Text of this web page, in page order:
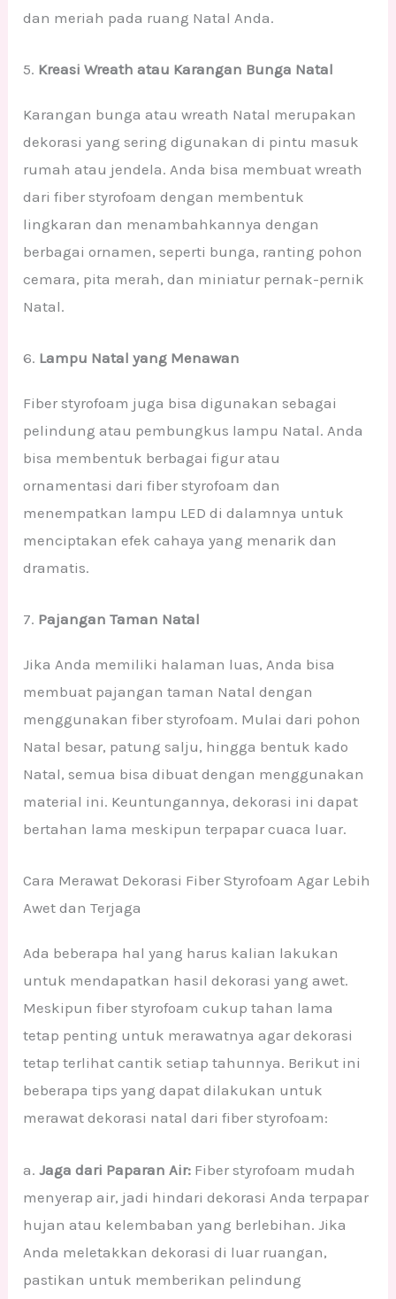
dan meriah pada ruang Natal Anda.
5. Kreasi Wreath atau Karangan Bunga Natal
Karangan bunga atau wreath Natal merupakan
dekorasi yang sering digunakan di pintu masuk
rumah atau jendela. Anda bisa membuat wreath
dari fiber styrofoam dengan membentuk
lingkaran dan menambahkannya dengan
berbagai ornamen, seperti bunga, ranting pohon
cemara, pita merah, dan miniatur pernak-pernik
Natal.
6. Lampu Natal yang Menawan
Fiber styrofoam juga bisa digunakan sebagai
pelindung atau pembungkus lampu Natal. Anda
bisa membentuk berbagai figur atau
ornamentasi dari fiber styrofoam dan
menempatkan lampu LED di dalamnya untuk
menciptakan efek cahaya yang menarik dan
dramatis.
7. Pajangan Taman Natal
Jika Anda memiliki halaman luas, Anda bisa
membuat pajangan taman Natal dengan
menggunakan fiber styrofoam. Mulai dari pohon
Natal besar, patung salju, hingga bentuk kado
Natal, semua bisa dibuat dengan menggunakan
material ini. Keuntungannya, dekorasi ini dapat
bertahan lama meskipun terpapar cuaca luar.
Cara Merawat Dekorasi Fiber Styrofoam Agar Lebih
Awet dan Terjaga
Ada beberapa hal yang harus kalian lakukan
untuk mendapatkan hasil dekorasi yang awet.
Meskipun fiber styrofoam cukup tahan lama
tetap penting untuk merawatnya agar dekorasi
tetap terlihat cantik setiap tahunnya. Berikut ini
beberapa tips yang dapat dilakukan untuk
merawat dekorasi natal dari fiber styrofoam:
a.Jaga dari Paparan Air: Fiber styrofoam mudah
menyerap air, jadi hindari dekorasi Anda terpapar
hujan atau kelembaban yang berlebihan. Jika
Anda meletakkan dekorasi di luar ruangan,
pastikan untuk memberikan pelindung